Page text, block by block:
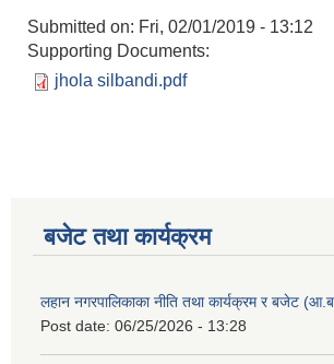
Submitted on: Fri, 02/01/2019 - 13:12
Supporting Documents:
jhola silbandi.pdf
बजेट तथा कार्यक्रम
लहान नगरपालिकाका नीति तथा कार्यक्रम र बजेट
Post date: 06/25/2026 - 13:28